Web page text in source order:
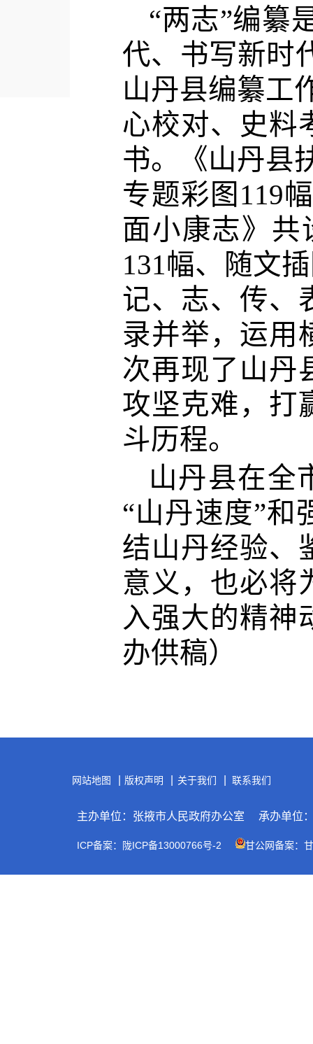
“两志”编纂
代、书写新时
山丹县编纂工
心校对、史料
书。《山丹县
专题彩图119
面小康志》共
131幅、随文
记、志、传、
录并举，运用
次再现了山丹
攻坚克难，打
斗历程。
山丹县在全
“山丹速度”和
结山丹经验、
意义，也必将
入强大的精神
办供稿）
网站地图 版权声明 关于我们 联系我们
主办单位：张掖市人民政府办公室 承办单位
ICP备案：陇ICP备13000766号-2 甘公网备案：